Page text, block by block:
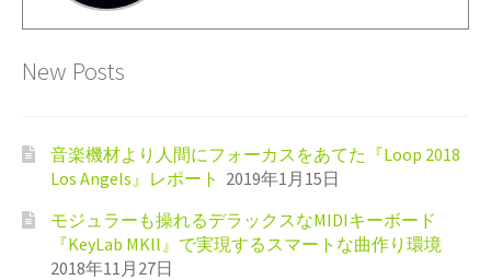
New Posts
音楽機材より人間にフォーカスをあてた『Loop 2018
Los Angels』レポート 2019年1月15日
モジュラーも操れるデラックスなMIDIキーボード
『KeyLab MKll』で実現するスマートな曲作り環境
2018年11月27日